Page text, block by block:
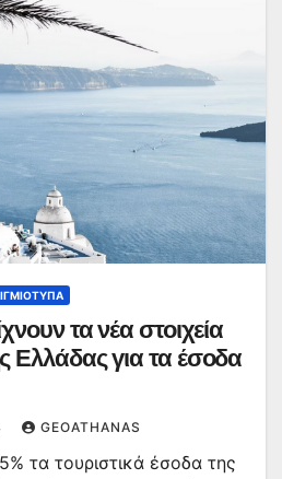
τα νέα στοιχεία
Ελλάδας για τα έσοδα
GEOATHANAS
τα τουριστικά έσοδα της